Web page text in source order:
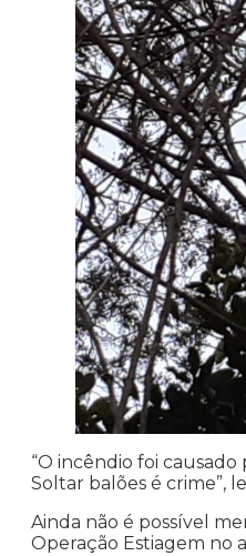
“O incêndio foi
Soltar balões é crime”,
Ainda não é possível
Operação Estiagem no